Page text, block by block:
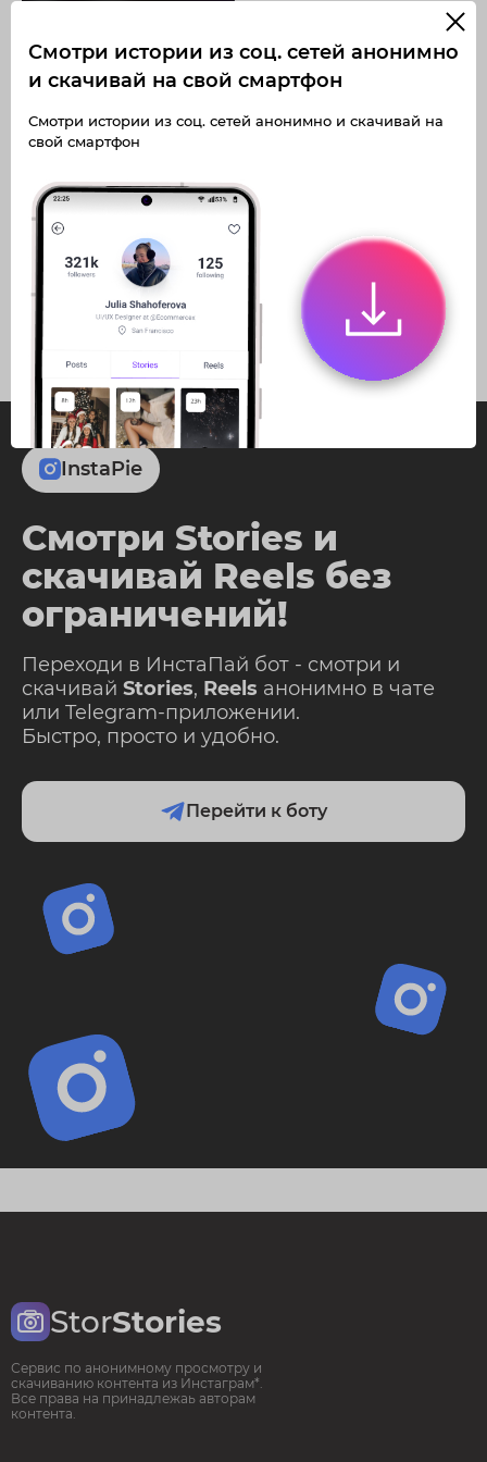
Получите доступ к архивным
публикациям a.dikon_06
Получите доступ к архивным
историям a.dikon_06
Не отвлекайтесь на рекламу
ограничений
InstaPie
Смотри Stories и
скачивай Reels без
ограничений!
Переходи в ИнстаПай бот - смотри и
скачивай Stories, Reels анонимно в чате
или Telegram-приложении.
Быстро, просто и удобно.
Перейти к боту
StorStories
Сервис по анонимному просмотру и
скачиванию контента из Инстаграм*.
Все права на принадлежаь авторам
контента.
Смотри истории из соц. сетей анонимно
и скачивай на свой смартфон
Смотри истории из соц. сетей анонимно и скачивай на
свой смартфон